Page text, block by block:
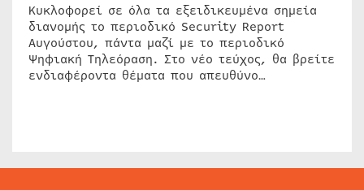
Κυκλοφορεί σε όλα τα εξειδικευμένα σημεία
διανομής το περιοδικό Security Report
Αυγούστου, πάντα μαζί με το περιοδικό
Ψηφιακή Τηλεόραση. Στο νέο τεύχος, θα βρείτε
ενδιαφέροντα θέματα που απευθύνο…